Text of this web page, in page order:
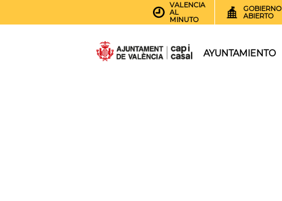
VALENCIA
AL
MINUTO
GOBIERNO
ABIERTO
AYUNTAMIENTO